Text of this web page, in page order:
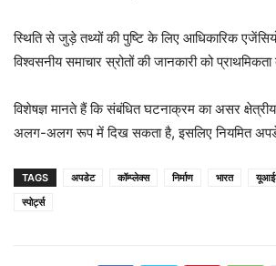
स्थिति से जुड़े तथ्यों की पुष्टि के लिए आधिकारिक
विश्वसनीय समाचार स्रोतों की जानकारी को
विशेषज्ञ मानते हैं कि संबंधित घटनाक्रम का असर
अलग-अलग रूप में दिख सकता है, इसलिए नियमित
TAGS अपडेट कॉम्प्लेक्स निर्माण भारत
स्पोर्ट्स